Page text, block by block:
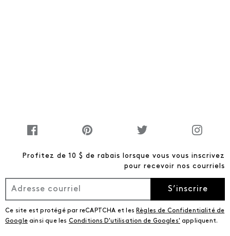
Profitez de 10 $ de rabais lorsque vous vous inscrivez
pour recevoir nos courriels
S’inscrire
Ce site est protégé par reCAPTCHA et les Règles de Confidentialité de
Googleainsi que les Conditions D'utilisation de Googles' appliquent.